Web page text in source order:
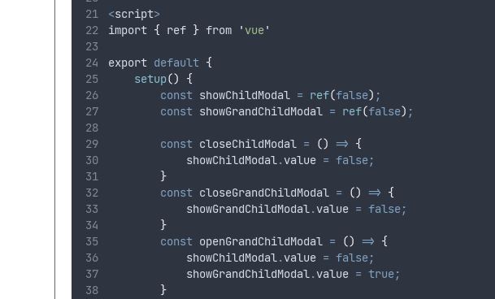
<script>
import { ref } from ' vue'
export default {
setup()
{
const showChildModal = ref(false) ;
const showGrandChildModal = ref(false) ;
const closeChildModal = () => {
            showChildModal
.value = false;
}
const closeGrandChildModal = () => {
            showGrandChildModal
.value = false;
}
const openGrandChildModal = () => {
            showChildModal
.value = false;
            showGrandChildModal
.value = true;
}